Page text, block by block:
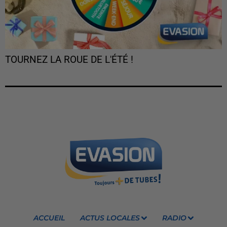
TOURNEZ LA ROUE DE L'ÉTÉ !
ACCUEIL ACTUS LOCALES RADIO